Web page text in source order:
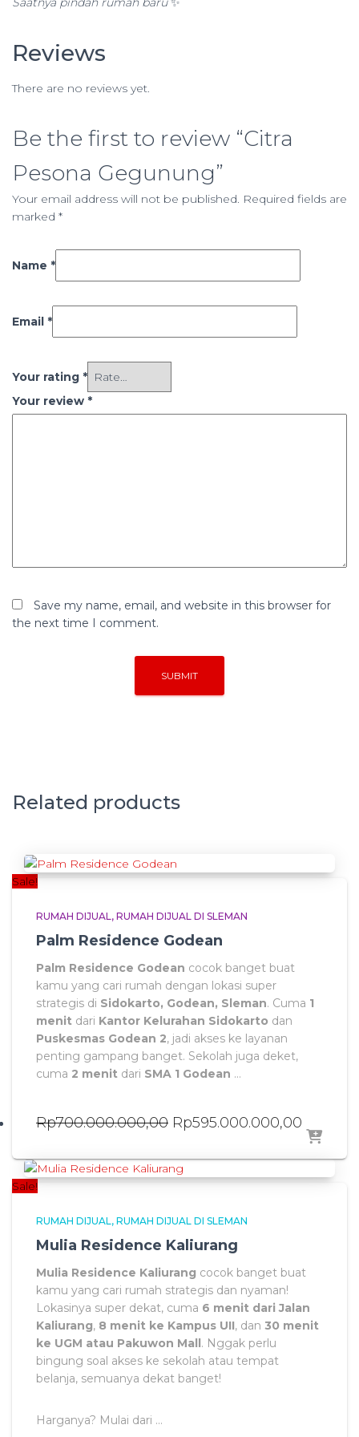
Reviews
There are no reviews yet.
Be the first to review “Citra
Pesona Gegunung”
Your email address will not be published. Required fields are
marked *
Name *
Email *
Your rating *
Your review *
Save my name, email, and website in this browser for
the next time I comment.
Related products
Sale!
RUMAH DIJUAL RUMAH DIJUAL DI SLEMAN
Palm Residence Godean
Palm Residence Godean cocok banget buat
kamu yang cari rumah dengan lokasi super
strategis di Sidokarto, Godean, Sleman. Cuma 1
menit dari Kantor Kelurahan Sidokarto dan
Puskesmas Godean 2, jadi akses ke layanan
penting gampang banget. Sekolah juga deket,
cuma 2 menit dari SMA 1 Godean …
Rp700.000.000,00 Original
was:
Rp700.000.000,00.
Rp595.000.000,00
price
is:
Sale!
RUMAH DIJUAL RUMAH DIJUAL DI SLEMAN
Mulia Residence Kaliurang
Mulia Residence Kaliurang cocok banget buat
kamu yang cari rumah strategis dan nyaman!
Lokasinya super dekat, cuma 6 menit dari Jalan
Kaliurang, 8 menit ke Kampus UII, dan 30 menit
ke UGM atau Pakuwon Mall . Nggak perlu
bingung soal akses ke sekolah atau tempat
belanja, semuanya dekat banget!
Harganya? Mulai dari …